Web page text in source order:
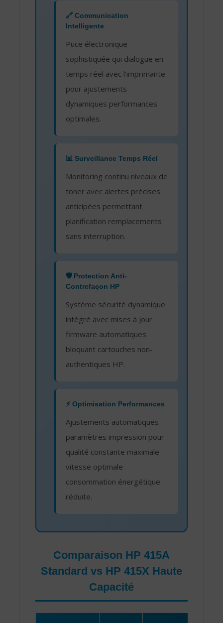
🔗 Communication
Intelligente
Puce électronique
sophistiquée qui dialogue en
temps réel avec l’imprimante
pour ajustements
dynamiques performances
optimales.
📊 Surveillance Temps Réel
Monitoring continu niveaux de
toner avec alertes précises
anticipées permettant
planification remplacements
sans interruption.
🛡️ Protection Anti-
Contrefaçon HP
Système sécurité dynamique
intégré avec mises à jour
firmware automatiques
bloquant cartouches non-
authentiques HP.
⚡ Optimisation Performances
Ajustements automatiques
paramètres impression pour
qualité constante maximale
vitesse optimale
consommation énergétique
réduite.
Comparaison HP 415A
Standard vs HP 415X Haute
Capacité